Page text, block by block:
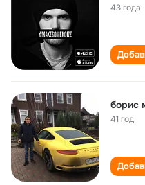
43 года
борис
41 год